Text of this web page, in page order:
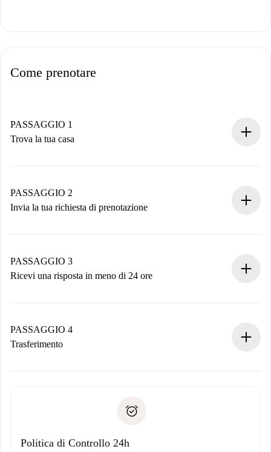
Come prenotare
PASSAGGIO 1
Trova la tua casa
Hai tutte le informazioni necessarie in anticipo.
PASSAGGIO 2
Invia la tua richiesta di prenotazione
non accetta.
PASSAGGIO 3
Ricevi una risposta in meno di 24 ore
contatto con il proprietario.
Se rifiutata: non ti addebiteremo nulla e ti proporremo
Domiciliazione del pagamento
PASSAGGIO 4
Trasferimento
solo se non segnali problemi.
Politica di Controllo 24h